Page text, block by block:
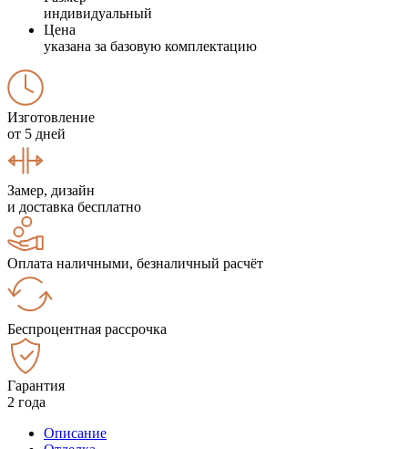
индивидуальный
Цена
указана за базовую комплектацию
Изготовление
от 5 дней
Замер, дизайн
и доставка бесплатно
Оплата наличными, безналичный расчёт
Беспроцентная рассрочка
Гарантия
2 года
Описание